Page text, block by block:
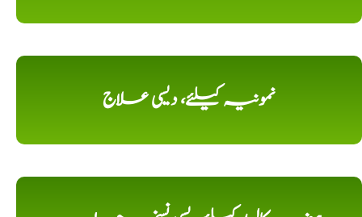
نمونیہ کیلئے، دیسی علاج